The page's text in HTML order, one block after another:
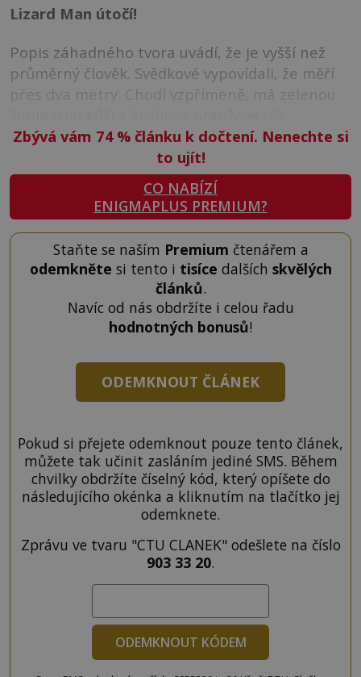
Lizard Man útočí!
Popis záhadného tvora uvádí, že je vyšší než
průměrný člověk. Svědkové vypovídali, že měří
přes dva metry. Chodí vzpřímeně, má zelenou
Zbývá vám 74 %článku k dočtení. Nenechte si
to ujít!
CO NABÍZÍ
ENIGMAPLUS PREMIUM?
Staňte se naším Premium čtenářem a
odemkněte si tento i tisíce dalších skvělých
článků.
Navíc od nás obdržíte i celou řadu
hodnotných bonusů!
ODEMKNOUT ČLÁNEK
Pokud si přejete odemknout pouze tento článek,
můžete tak učinit zasláním jediné SMS. Během
chvilky obdržíte číselný kód, který opíšete do
následujícího okénka a kliknutím na tlačítko jej
odemknete.
Zprávu ve tvaru "CTU CLANEK" odešlete na číslo
903 33 20.
ODEMKNOUT KÓDEM